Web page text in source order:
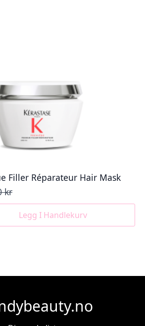
Filler Réparateur Hair Mask
kr
Legg I Handlekurv